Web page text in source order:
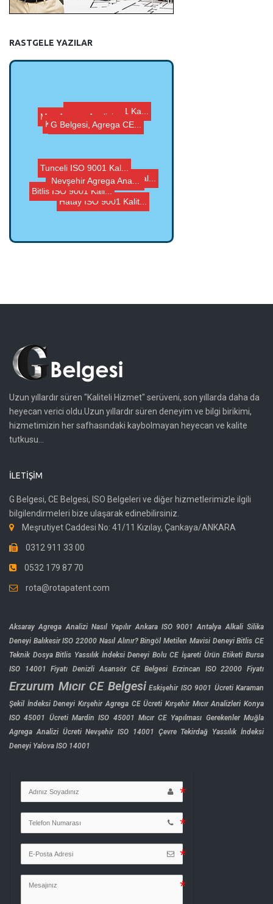
RASTGELE YAZILAR
Osmaniye Agrega Anal...
Elazığ ISO 9001 Ka...
Ardahan ISO 9001 Kal...
Muş Agrega Analizi,...
Tunceli ISO 9001 Kal...
Karabük ISO 9001 Ka...
G Belgesi, Agrega CE...
Hatay ISO 9001 Kalit...
Bitlis ISO 9001 Kali...
Nevşehir Agrega Ana...
Uzun yıllardır süren "Kaliteli Hizmet" serüveni, son yıllarda daha da
heyecan verici oldu.Uzun yıllardır süren deneyim ve bilgi birikimi,
hizmetimizin her safhasındaki kaybolmayan heyecan ve kalite
tutkusu...
İLETIŞIM
G Belgesi, CE Belgesi, ISO Belgeleri ve diğer hizmetlerimizle ilgili
bilgilendirmeleri bize ulaşarak edinebilirsiniz.
Meşrutiyet Caddesi No: 41/11 Kızılay, Çankaya/ANKARA
0312 911 33 00
0532 179 87 70
rota@rotapatent.com
Aksaray Agrega Analizi Nasıl Yapılır Ankara ISO 9001 Antalya Alkali Silika
Deneyi Balıkesir ISO 22000 Nasıl Alınır? Bingöl Metilen Mavisi Deneyi Bitlis CE
Teknik Dosya Bitlis Yassılık İndeksi Deneyi Bolu CE İşareti Ürün Etiketi Bursa
ISO 14001 Fiyatı Denizli Asansör CE Belgesi Erzincan ISO 22000 Fiyatı
Erzurum Mıcır CE Belgesi Eskişehir ISO 9001 Ücreti Karaman
Şekil İndeksi Deneyi Kırşehir Agrega CE Ücreti Kırşehir Mıcır Analizleri Konya
ISO 45001 Ücreti Mardin ISO 45001 Mıcır CE Yapılması Gerekenler Muğla
Agrega Analizi Ücreti Nevşehir ISO 14001 Çevre Tekirdağ Yassılık İndeksi
Deneyi Yalova ISO 14001